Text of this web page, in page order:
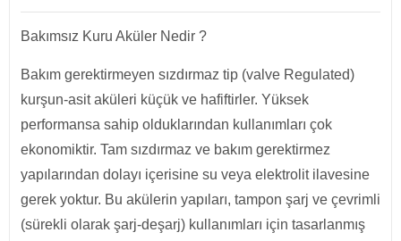
Bakımsız Kuru Aküler Nedir ?
Bakım gerektirmeyen sızdırmaz tip (valve Regulated)
kurşun-asit aküleri küçük ve hafiftirler. Yüksek
performansa sahip olduklarından kullanımları çok
ekonomiktir. Tam sızdırmaz ve bakım gerektirmez
yapılarından dolayı içerisine su veya elektrolit ilavesine
gerek yoktur. Bu akülerin yapıları, tampon şarj ve çevrimli
(sürekli olarak şarj-deşarj) kullanımları için tasarlanmış